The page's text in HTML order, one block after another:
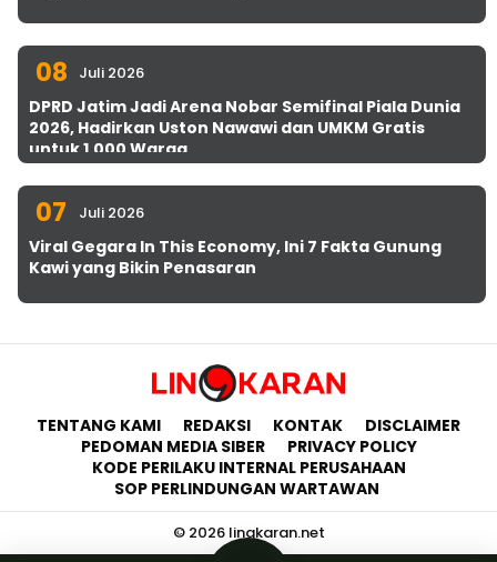
08 Juli 2026
DPRD Jatim Jadi Arena Nobar Semifinal Piala Dunia
2026, Hadirkan Uston Nawawi dan UMKM Gratis
untuk 1.000 Warga
07 Juli 2026
Viral Gegara In This Economy, Ini 7 Fakta Gunung
Kawi yang Bikin Penasaran
TENTANG KAMI REDAKSI KONTAK
DISCLAIMER
PEDOMAN MEDIA SIBER
PRIVACY POLICY
KODE PERILAKU INTERNAL PERUSAHAAN
SOP PERLINDUNGAN WARTAWAN
© 2026 lingkaran.net